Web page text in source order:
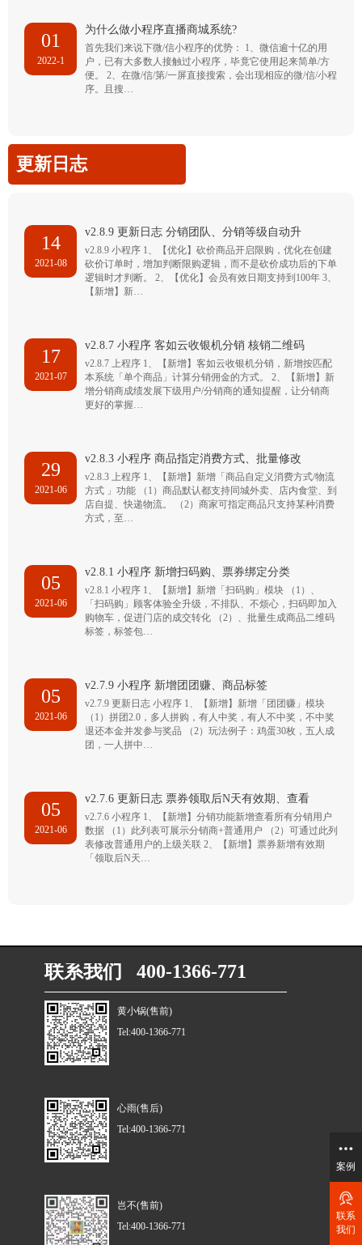
01
2022-1
为什么做小程序直播商城系统?
首先我们来说下微/信小程序的优势： 1、微信逾十亿的用
户，已有大多数人接触过小程序，毕竟它使用起来简单/方
便。 2、在微/信/第/一屏直接搜索，会出现相应的微/信/小程
序。且搜…
更新日志
14
2021-08
v2.8.9 更新日志 分销团队、分销等级自动升
v2.8.9 小程序 1、【优化】砍价商品开启限购，优化在创建
砍价订单时，增加判断限购逻辑，而不是砍价成功后的下单
逻辑时才判断。 2、【优化】会员有效日期支持到100年 3、
【新增】新…
17
2021-07
v2.8.7 小程序 客如云收银机分销 核销二维码
v2.8.7 上程序 1、【新增】客如云收银机分销，新增按匹配
本系统「单个商品」计算分销佣金的方式。 2、【新增】新
增分销商成绩发展下级用户/分销商的通知提醒，让分销商
更好的掌握…
29
2021-06
v2.8.3 小程序 商品指定消费方式、批量修改
v2.8.3 上程序 1、【新增】新增「商品自定义消费方式/物流
方式 」功能 （1）商品默认都支持同城外卖、店内食堂、到
店自提、快递物流。 （2）商家可指定商品只支持某种消费
方式，至…
05
2021-06
v2.8.1 小程序 新增扫码购、票券绑定分类
v2.8.1 小程序 1、【新增】新增「扫码购」模块 （1）、
「扫码购」顾客体验全升级，不排队、不烦心，扫码即加入
购物车，促进门店的成交转化 （2）、批量生成商品二维码
标签，标签包…
05
2021-06
v2.7.9 小程序 新增团团赚、商品标签
v2.7.9 更新日志 小程序 1、【新增】新增「团团赚」模块
（1）拼团2.0，多人拼购，有人中奖，有人不中奖，不中奖
退还本金并发参与奖品 （2）玩法例子：鸡蛋30枚，五人成
团，一人拼中…
05
2021-06
v2.7.6 更新日志 票券领取后N天有效期、查看
v2.7.6 小程序 1、【新增】分销功能新增查看所有分销用户
数据 （1）此列表可展示分销商+普通用户 （2）可通过此列
表修改普通用户的上级关联 2、【新增】票券新增有效期
「领取后N天…
联系我们 400-1366-771
黄小锅(售前)
Tel:400-1366-771
心雨(售后)
Tel:400-1366-771
岂不(售前)
Tel:400-1366-771
案例
联系
我们